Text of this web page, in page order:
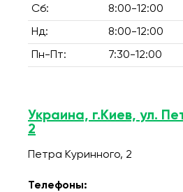
Сб:
8:00-12:00
Нд: 8:00-12:00
Пн-Пт: 7:30-12:00
Украина, г.Киев, ул.
2
Петра Куринного, 2
Телефоны: